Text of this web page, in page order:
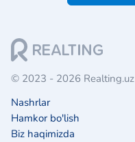
© 2023 - 2026 Realting.uz
Nashrlar
Hamkor bo'lish
Biz haqimizda